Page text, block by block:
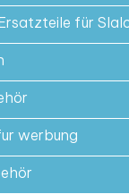
für
werbung